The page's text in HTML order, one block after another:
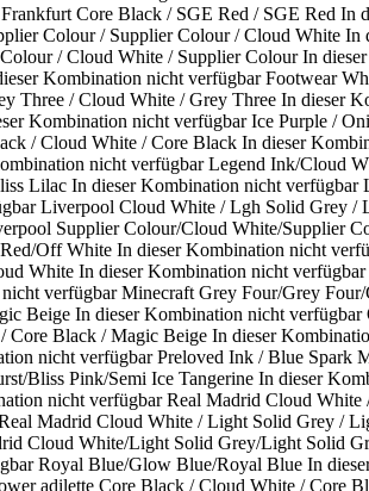
Core Black / SGE Red / SGE Red In
Colour / Supplier Colour / Cloud White In
/ Cloud White / Supplier Colour In
Kombination nicht verfügbar Footwear
Three / Cloud White / Grey Three In dieser
Kombination nicht verfügbar Ice Purple /
/ Cloud White / Core Black In dieser
nicht verfügbar Legend Ink/Cloud
Lilac In dieser Kombination nicht verfügbar
Liverpool Cloud White / Lgh Solid Grey /
Supplier Colour/Cloud White/Supplier
Off White In dieser Kombination nicht
White In dieser Kombination nicht verfügbar
verfügbar Minecraft Grey Four/Grey
Beige In dieser Kombination nicht verfügbar
Core Black / Magic Beige In dieser
nicht verfügbar Preloved Ink / Blue Spark
Bliss Pink/Semi Ice Tangerine In dieser
nicht verfügbar Real Madrid Cloud
Madrid Cloud White / Light Solid Grey /
Cloud White/Light Solid Grey/Light Solid
Royal Blue/Glow Blue/Royal Blue In
adilette Core Black / Cloud White / Core